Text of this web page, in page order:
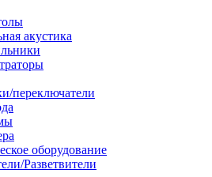
акустика
переключатели
оборудование
Разветвители